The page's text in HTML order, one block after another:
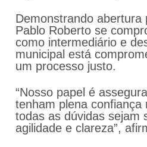
Demonstrando abertura
Pablo Roberto se
como intermediário e
municipal está
um processo justo.
“Nosso papel é
tenham plena confiança
todas as dúvidas sejam
agilidade e clareza”,